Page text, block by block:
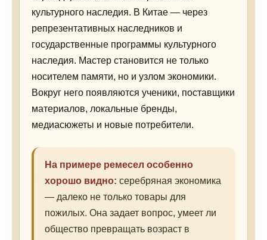
культурного наследия. В Китае — через
репрезентативных наследников и
государственные программы культурного
наследия. Мастер становится не только
носителем памяти, но и узлом экономики.
Вокруг него появляются ученики, поставщики
материалов, локальные бренды,
медиасюжеты и новые потребители.
На примере ремесел особенно
хорошо видно: серебряная экономика
— далеко не только товары для
пожилых. Она задает вопрос, умеет ли
общество превращать возраст в